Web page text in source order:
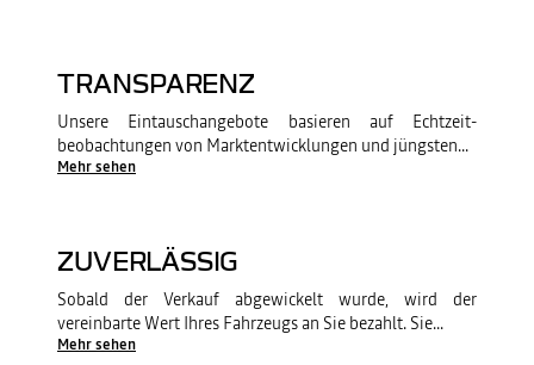
TRANSPARENZ
Unsere Eintauschangebote basieren auf Echtzeit-
beobachtungen von Marktentwicklungen und jüngsten...
Mehr sehen
ZUVERLÄSSIG
Sobald der Verkauf abgewickelt wurde, wird der
vereinbarte Wert Ihres Fahrzeugs an Sie bezahlt. Sie...
Mehr sehen